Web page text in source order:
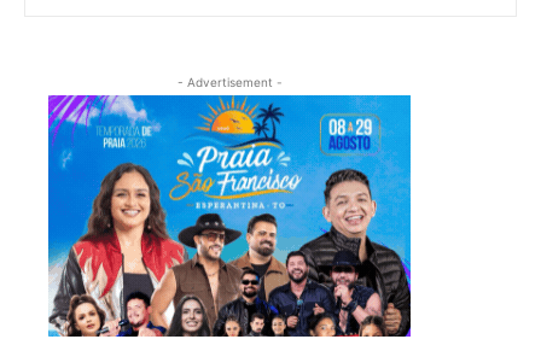
- Advertisement -